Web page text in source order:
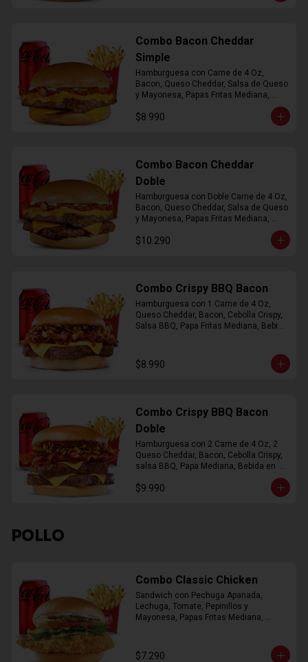
Combo Bacon Cheddar
Simple
Hamburguesa con Carne de 4 Oz,
Bacon, Queso Cheddar, Salsa de Queso
y Mayonesa, Papas Fritas Mediana,
$8.990
Combo Bacon Cheddar
Doble
Hamburguesa con Doble Carne de 4 Oz,
Bacon, Queso Cheddar, Salsa de Queso
y Mayonesa, Papas Fritas Mediana,
$10.290
Combo Crispy BBQ Bacon
Hamburguesa con 1 Carne de 4 Oz,
Queso Cheddar, Bacon, Cebolla Crispy,
Salsa BBQ, Papa Fritas Mediana, Bebida
$8.990
Combo Crispy BBQ Bacon
Doble
Hamburguesa con 2 Carne de 4 Oz, 2
Queso Cheddar, Bacon, Cebolla Crispy,
salsa BBQ, Papa Mediana, Bebida en
$9.990
POLLO
Combo Classic Chicken
Sandwich con Pechuga Apanada,
Lechuga, Tomate, Pepinillos y
Mayonesa, Papas Fritas Mediana,
$7.290